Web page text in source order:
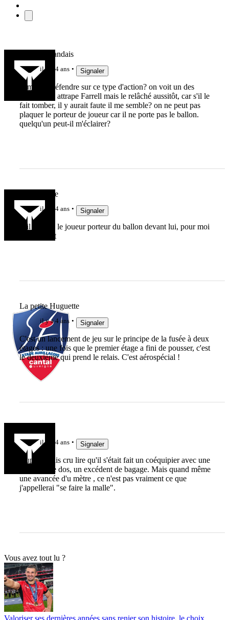
Le Haut Landais
il y a 4 ans Signaler
comment défendre sur ce type d'action? on voit un des
joueurs qui attrape Farrell mais le relâché aussitôt, car s'il le
fait tomber, il y aurait faute il me semble? on ne peut pas
plaquer le porteur de joueur car il ne porte pas le ballon.
quelqu'un peut-il m'éclairer?
LaGuiguille
il y a 4 ans Signaler
si il depose le joueur porteur du ballon devant lui, pour moi
ya en avant
La petite Huguette
il y a 4 ans Signaler
C'est un lancement de jeu sur le principe de la fusée à deux
étages : une fois que le premier étage a fini de pousser, c'est
le deuxième qui prend le relais. C'est aérospécial !
il y a 4 ans Signaler
Oups, j'avais cru lire qu'il s'était fait un coéquipier avec une
malle sur le dos, un excédent de bagage. Mais quand même
une avancée d'u mètre , ce n'est pas vraiment ce que
j'appellerai "se faire la malle".
Vous avez tout lu ?
Valoriser ses dernières années sans renier son histoire, le choix